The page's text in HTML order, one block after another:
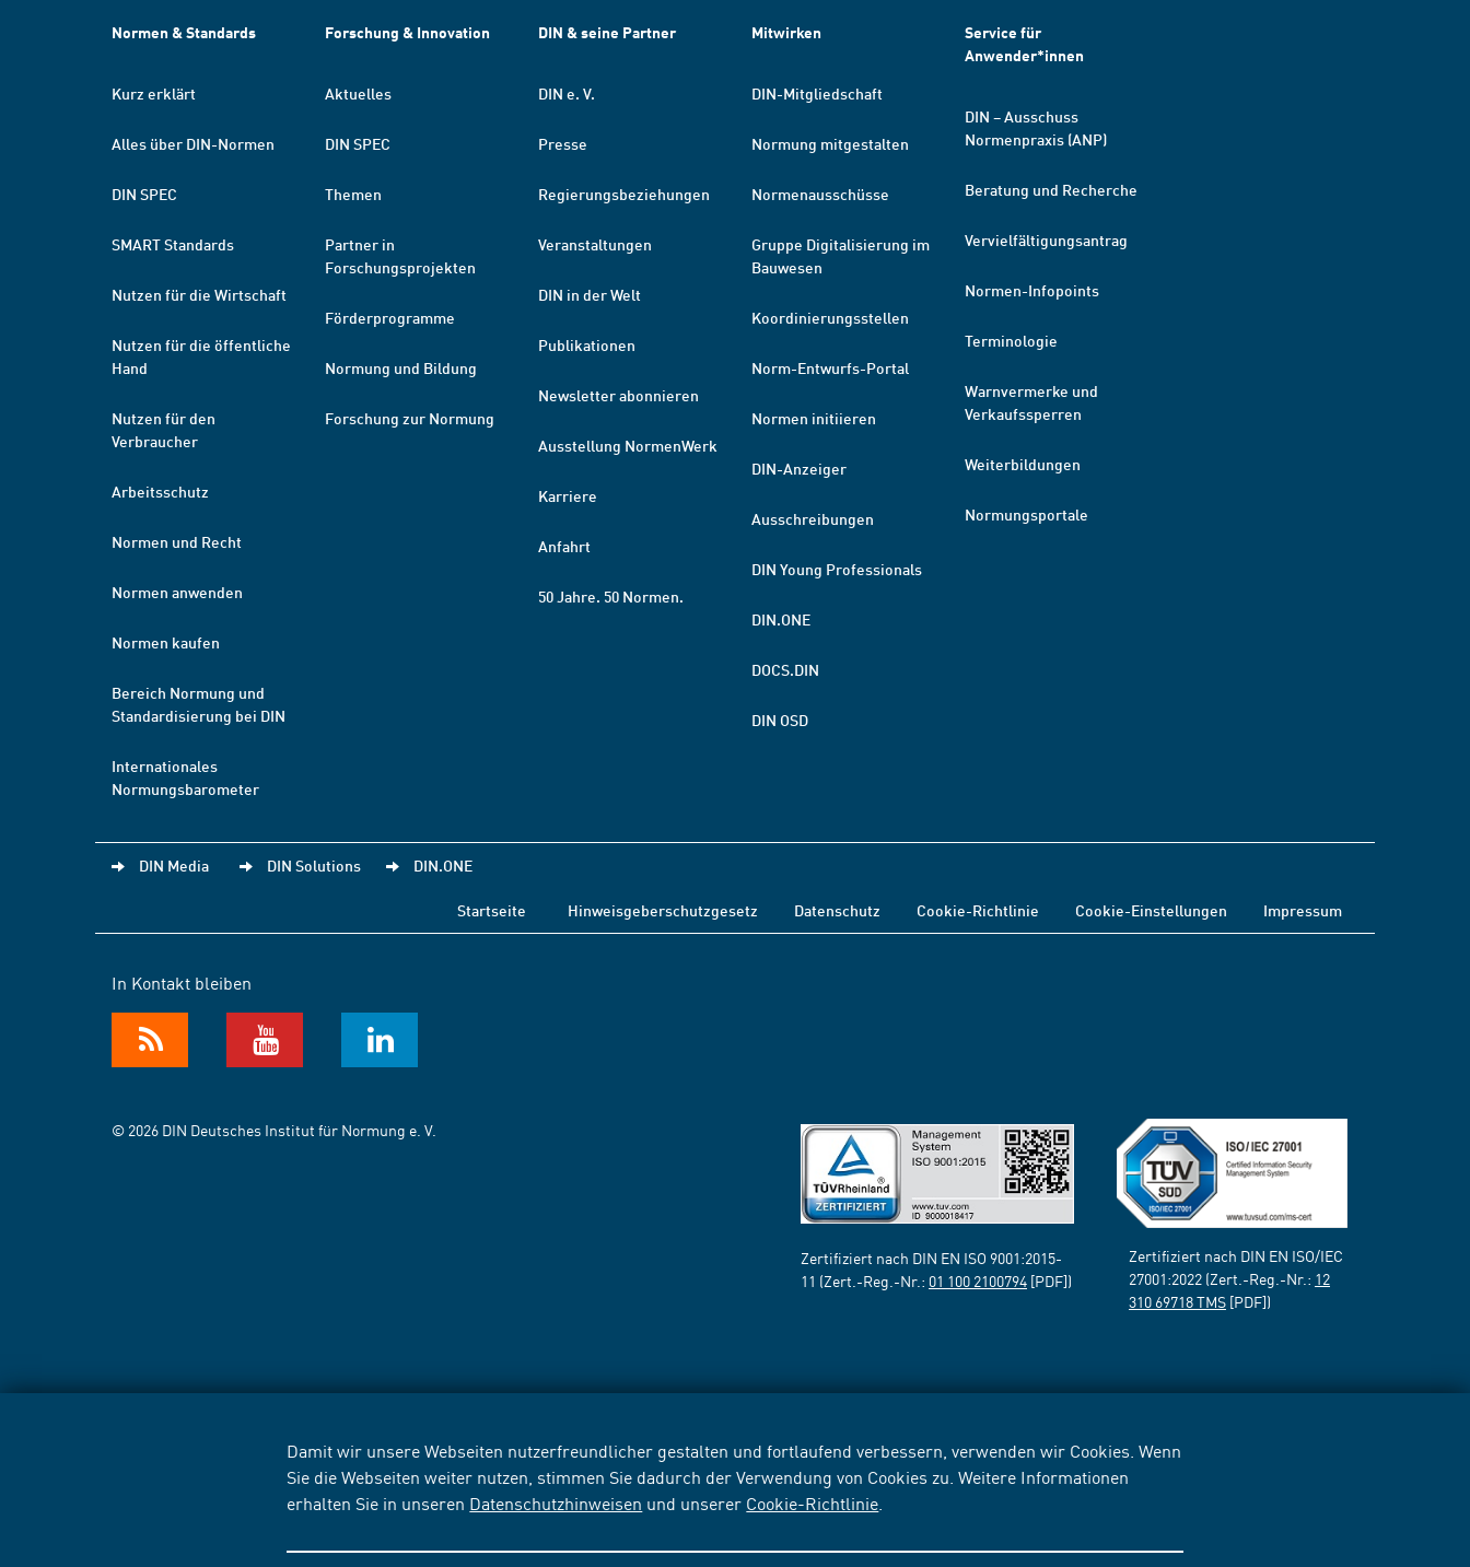
Damit wir unsere Webseiten nutzerfreundlicher gestalten und fortlaufend verbessern, verwenden wir Cookies. Wenn
Sie die Webseiten weiter nutzen, stimmen Sie dadurch der Verwendung von Cookies zu. Weitere Informationen
erhalten Sie in unseren Datenschutzhinweisen und unserer Cookie-Richtlinie
Normen & Standards
Kurz erklärt
Alles über DIN-Normen
DIN SPEC
SMART Standards
Nutzen für die Wirtschaft
Nutzen für die öffentliche
Hand
Nutzen für den
Verbraucher
Arbeitsschutz
Normen und Recht
Normen anwenden
Normen kaufen
Bereich Normung und
Standardisierung bei DIN
Internationales
Normungsbarometer
Forschung & Innovation
Aktuelles
DIN SPEC
Themen
Partner in
Forschungsprojekten
Förderprogramme
Normung und Bildung
Forschung zur Normung
DIN & seine Partner
DIN e. V.
Presse
Regierungsbeziehungen
Veranstaltungen
DIN in der Welt
Publikationen
Newsletter abonnieren
Ausstellung NormenWerk
Karriere
Anfahrt
50 Jahre. 50 Normen.
Mitwirken
DIN-Mitgliedschaft
Normung mitgestalten
Normenausschüsse
Gruppe Digitalisierung im
Bauwesen
Koordinierungsstellen
Norm-Entwurfs-Portal
Normen initiieren
DIN-Anzeiger
Ausschreibungen
DIN Young Professionals
DIN.ONE
DOCS.DIN
DIN OSD
Service für
Anwender*innen
DIN – Ausschuss
Normenpraxis (ANP)
Beratung und Recherche
Vervielfältigungsantrag
Normen-Infopoints
Terminologie
Warnvermerke und
Verkaufssperren
Weiterbildungen
Normungsportale
DIN Media DIN Solutions DIN.ONE
Startseite Hinweisgeberschutzgesetz Datenschutz Cookie-Richtlinie Cookie-Einstellungen Impressum
In Kontakt bleiben
© 2026 DIN Deutsches Institut für Normung e. V.
Zertifiziert nach DIN EN ISO 9001:2015-
11 (Zert.-Reg.-Nr.: 01 100 2100794 [PDF])
Zertifiziert nach DIN EN ISO/IEC
27001:2022 (Zert.-Reg.-Nr.: 12
310 69718 TMS [PDF])